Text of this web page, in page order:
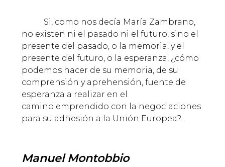
Si, como nos decía María Zambrano,
no existen ni el pasado ni el futuro, sino el
presente del pasado, o la memoria, y el
presente del futuro, o la esperanza, ¿cómo
podemos hacer de su memoria, de su
comprensión y aprehensión, fuente de
esperanza a realizar en el
camino emprendido con la negociaciones
para su adhesión a la Unión Europea?.
Manuel Montobbio